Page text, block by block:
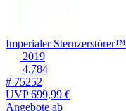
Imperialer Sternzerstörer™
2019
4.784
# 75252
UVP699,99 €
Angebote ab